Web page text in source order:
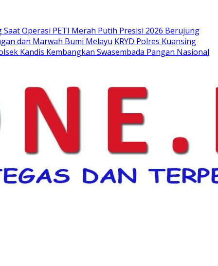
Operasi PETI Merah Putih Presisi 2026 Berujung
dan Marwah Bumi Melayu KRYD Polres Kuansing
Kandis Kembangkan Swasembada Pangan Nasional